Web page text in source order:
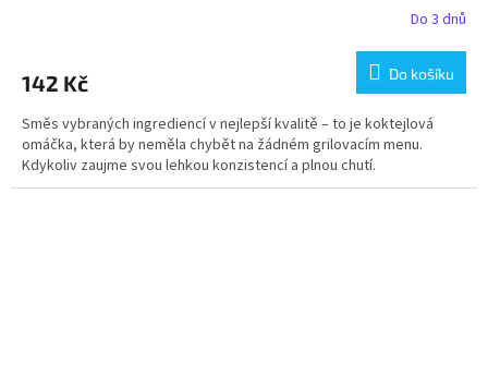
Do 3 dnů
142 Kč Do košíku
Směs vybraných ingrediencí v nejlepší kvalitě – to je koktejlová
omáčka, která by neměla chybět na žádném grilovacím menu.
Kdykoliv zaujme svou lehkou konzistencí a plnou chutí.